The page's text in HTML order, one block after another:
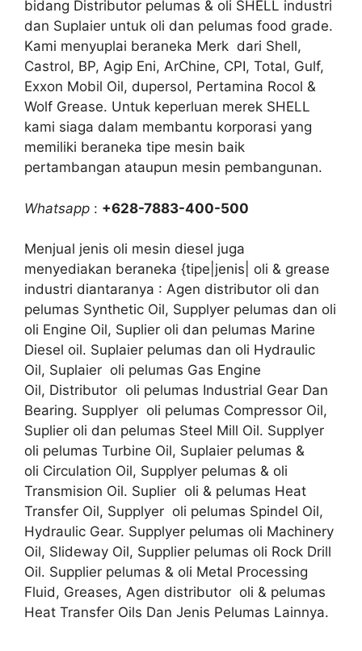
bidang Distributor pelumas & oli SHELL industri
dan Suplaier untuk oli dan pelumas food grade.
Kami menyuplai beraneka Merk dari Shell,
Castrol, BP, Agip Eni, ArChine, CPI, Total, Gulf,
Exxon Mobil Oil, dupersol, Pertamina Rocol &
Wolf Grease. Untuk keperluan merek SHELL
kami siaga dalam membantu korporasi yang
memiliki beraneka tipe mesin baik
pertambangan ataupun mesin pembangunan.
Whatsapp : +628-7883-400-500
Menjual jenis oli mesin diesel juga
menyediakan beraneka {tipe|jenis| oli & grease
industri diantaranya : Agen distributor oli dan
pelumas Synthetic Oil, Supplyer pelumas dan oli
oli Engine Oil, Suplier oli dan pelumas Marine
Diesel oil. Suplaier pelumas dan oli Hydraulic
Oil, Suplaier oli pelumas Gas Engine
Oil, Distributor oli pelumas Industrial Gear Dan
Bearing. Supplyer oli pelumas Compressor Oil,
Suplier oli dan pelumas Steel Mill Oil. Supplyer
oli pelumas Turbine Oil, Suplaier pelumas &
oli Circulation Oil, Supplyer pelumas & oli
Transmision Oil. Suplier oli & pelumas Heat
Transfer Oil, Supplyer oli pelumas Spindel Oil,
Hydraulic Gear. Supplyer pelumas oli Machinery
Oil, Slideway Oil, Supplier pelumas oli Rock Drill
Oil. Supplier pelumas & oli Metal Processing
Fluid, Greases, Agen distributor oli & pelumas
Heat Transfer Oils Dan Jenis Pelumas Lainnya.